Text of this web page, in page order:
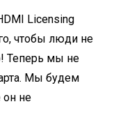
Licensing
чтобы люди не
Теперь мы не
Мы будем
он не